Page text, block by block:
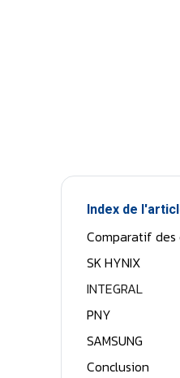
Index de
Comparatif des
SK HYNIX
INTEGRAL
PNY
SAMSUNG
Conclusion